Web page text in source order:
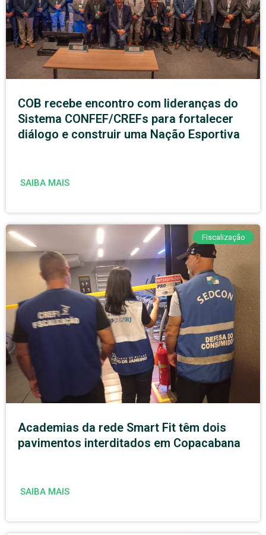
COB recebe encontro com lideranças do
Sistema CONFEF/CREFs para fortalecer
diálogo e construir uma Nação Esportiva
SAIBA MAIS
Fiscalização
Academias da rede Smart Fit têm dois
pavimentos interditados em Copacabana
SAIBA MAIS